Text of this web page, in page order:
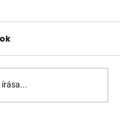
Zoltán:
vagyok, és a
írása...